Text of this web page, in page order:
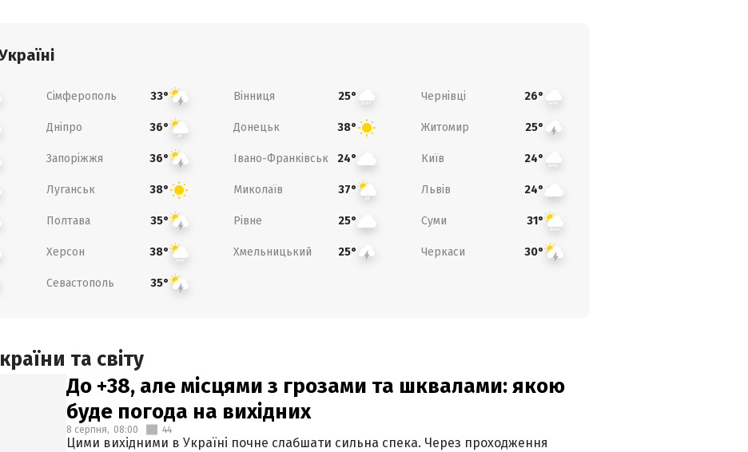
Сімферополь 33° Вінниця 25° Чернівці 26°
Дніпро 36° Донецьк 38° Житомир 25°
Запоріжжя 36° Івано-Франківськ 24° Київ 24°
Луганськ 38° Миколаїв 37° Львів 24°
Полтава 35° Рівне 25° Суми 31°
Херсон 38° Хмельницький 25° Черкаси 30°
Севастополь 35°
та світу
До +38, але місцями з грозами та шквалами: якою
буде погода на вихідних
8 серпня, 08:00 44
Цими вихідними в Україні почне слабшати сильна спека. Через проходження